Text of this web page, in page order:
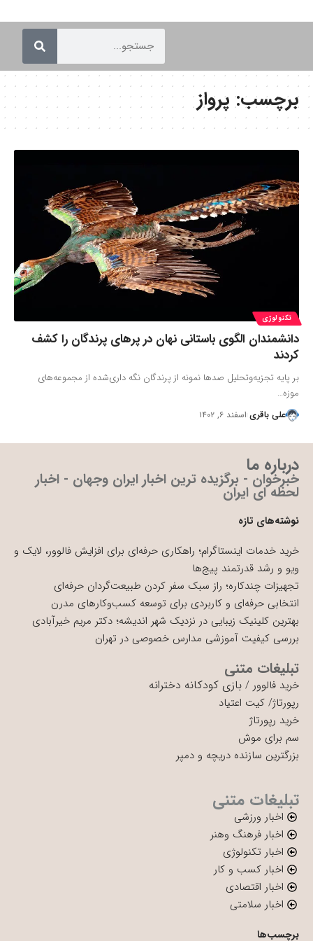
برچسب:پرواز
تکنولوژی
دانشمندان الگوی باستانی نهان در پرهای پرندگان را کشف
کردند
بر پایه تجزیه‌وتحلیل صدها نمونه از پرندگان نگه داری‌شده از مجموعه‌های
موزه…
علی باقری اسفند ۶, ۱۴۰۲
درباره ما
خبرخوان - برگزیده ترین اخبار ایران وجهان - اخبار
لحظه ای ایران
نوشته‌های تازه
خرید خدمات اینستاگرام؛ راهکاری حرفه‌ای برای افزایش فالوور، لایک و
ویو و رشد قدرتمند پیج‌ها
تجهیزات چندکاره؛ راز سبک سفر کردن طبیعت‌گردان حرفه‌ای
انتخابی حرفه‌ای و کاربردی برای توسعه کسب‌وکارهای مدرن
بهترین کلینیک زیبایی در نزدیک شهر اندیشه؛ دکتر مریم خیرآبادی
بررسی کیفیت آموزشی مدارس خصوصی در تهران
تبلیغات متنی
خرید فالوور / بازی کودکانه دخترانه
رپورتاژ/ کیت اعتیاد
خرید رپورتاژ
سم برای موش
بزرگترین سازنده دریچه و دمپر
تبلیغات متنی
اخبار ورزشی
اخبار فرهنگ وهنر
اخبار تکنولوژی
اخبار کسب و کار
اخبار اقتصادی
اخبار سلامتی
برچسب‌ها